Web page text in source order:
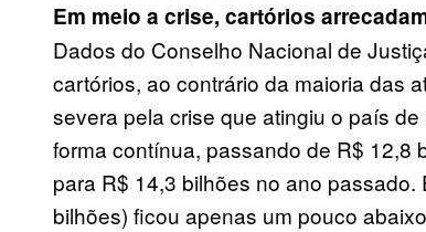
Em meio a crise, cartórios
Dados do Conselho Nacional de
cartórios, ao contrário da maioria das
severa pela crise que atingiu o país
forma contínua, passando de R$ 12,8
para R$ 14,3 bilhões no ano
bilhões) ficou apenas um pouco